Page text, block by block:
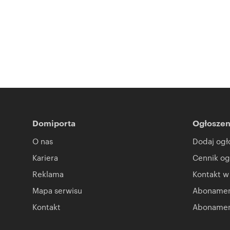
Domiporta
O nas
Kariera
Reklama
Mapa serwisu
Kontakt
Dodaj
Cennik
Kontakt